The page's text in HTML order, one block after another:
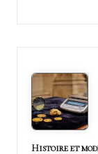
Histoire et